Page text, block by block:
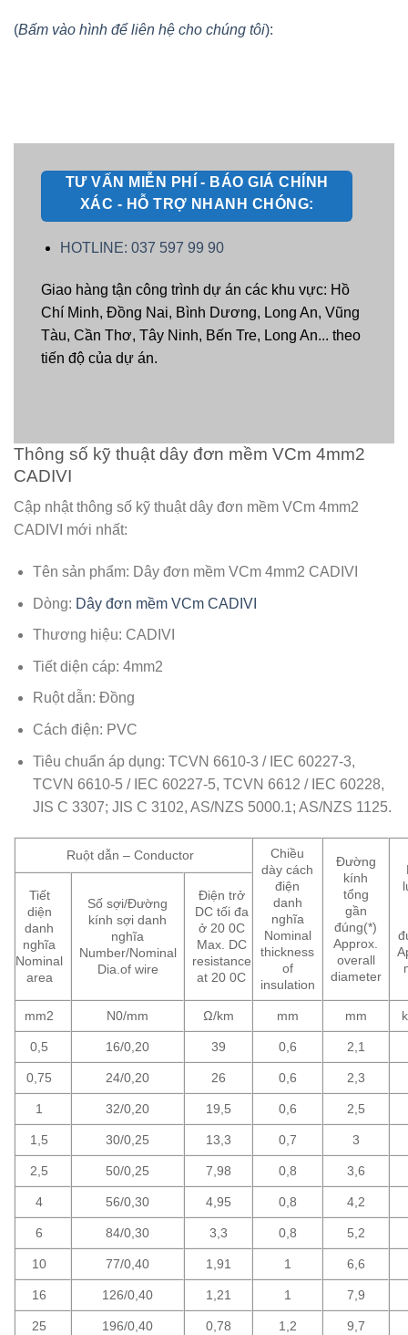
(Bấm vào hình để liên hệ cho chúng tôi):
TƯ VẤN MIỄN PHÍ - BÁO GIÁ CHÍNH
XÁC - HỖ TRỢ NHANH CHÓNG:
HOTLINE: 037 597 99 90
Giao hàng tận công trình dự án các khu vực: Hồ
Chí Minh, Đồng Nai, Bình Dương, Long An, Vũng
Tàu, Cần Thơ, Tây Ninh, Bến Tre, Long An... theo
tiến độ của dự án.
Thông số kỹ thuật dây đơn mềm VCm 4mm2
CADIVI
Cập nhật thông số kỹ thuật dây đơn mềm VCm 4mm2
CADIVI mới nhất:
Tên sản phẩm: Dây đơn mềm VCm 4mm2 CADIVI
Dòng: Dây đơn mềm VCm CADIVI
Thương hiệu: CADIVI
Tiết diện cáp: 4mm2
Ruột dẫn: Đồng
Cách điện: PVC
Tiêu chuẩn áp dụng: TCVN 6610-3 / IEC 60227-3,
TCVN 6610-5 / IEC 60227-5, TCVN 6612 / IEC 60228,
JIS C 3307; JIS C 3102, AS/NZS 5000.1; AS/NZS 1125.
Ruột dẫn – Conductor
Chiều
dày cách
điện
danh
nghĩa
Nominal
thickness
of
insulation
Đường
kính
tổng
gần
đúng(*)
Approx.
overall
diameter
Tiết
diện
danh
nghĩa
Nominal
area
Số sợi/Đường
kính sợi danh
nghĩa
Number/Nominal
Dia.of wire
Điện trở
DC tối đa
ở 20 0C
Max. DC
resistance
at 20 0C
mm2 N0/mm Ω/km mm mm
0,5 16/0,20 39 0,6 2,1
0,75 24/0,20 26 0,6 2,3
1 32/0,20 19,5 0,6 2,5
1,5 30/0,25 13,3 0,7 3
2,5 50/0,25 7,98 0,8 3,6
4 56/0,30 4,95 0,8 4,2
6 84/0,30 3,3 0,8 5,2
10 77/0,40 1,91 1 6,6
16 126/0,40 1,21 1 7,9
25 196/0,40 0,78 1,2 9,7